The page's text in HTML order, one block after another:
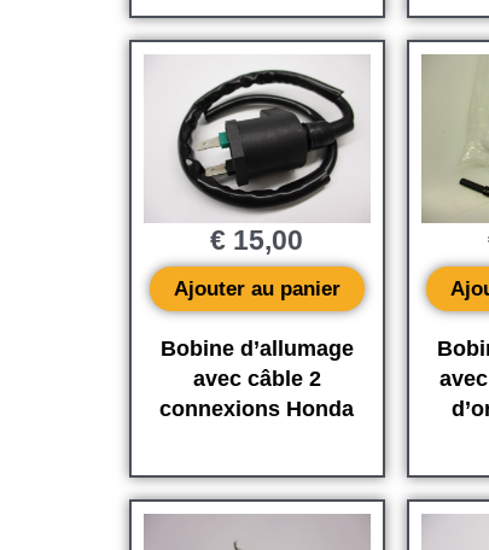
Bobine d’allumage
avec câble 2
connexions Honda
€ 15,00
Ajouter au panier